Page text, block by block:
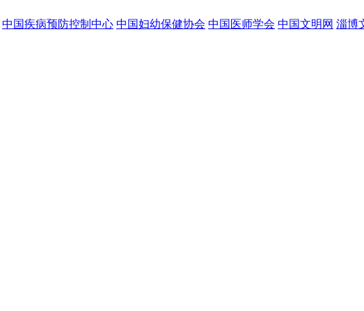
中国疾病预防控制中心 中国妇幼保健协会 中国医师学会 中国文明网 淄博